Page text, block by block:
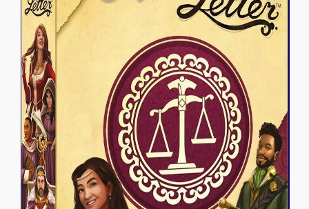
Naruto Mythos
Autres
Tapis de jeu